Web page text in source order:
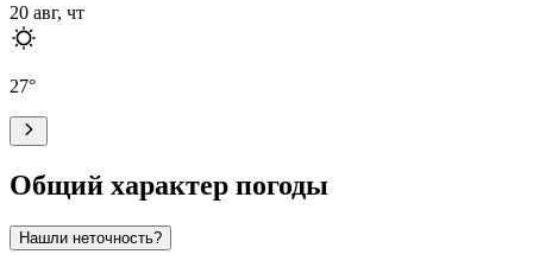
20 авг, чт
27°
Общий характер погоды
Нашли неточность?